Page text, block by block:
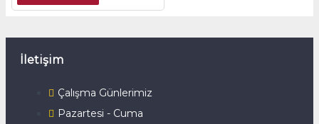
İletişim
Çalışma Günlerimiz
Pazartesi - Cuma